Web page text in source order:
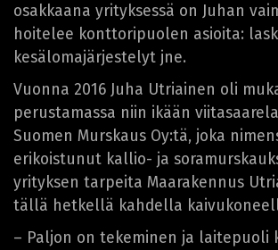
osakkaana yrityksessä on Juhan
hoitelee konttoripuolen asioita:
kesälomajärjestelyt jne.
Vuonna 2016 Juha Utriainen oli
perustamassa niin ikään
Suomen Murskaus Oy:tä, joka
erikoistunut kallio- ja
yrityksen tarpeita Maarakennus
tällä hetkellä kahdella
– Paljon on tekeminen ja laitepuoli